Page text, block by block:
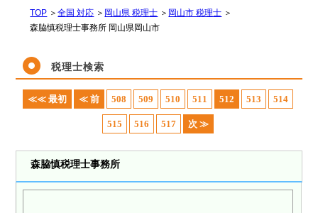
TOP ＞全国 対応 ＞ 岡山県 税理士 ＞ 岡山市 税理士 ＞
森脇慎税理士事務所 岡山県岡山市
税理士検索
≪≪ 最初 ≪ 前 508 509 510 511 512 513 514
515 516 517 次 ≫
森脇慎税理士事務所